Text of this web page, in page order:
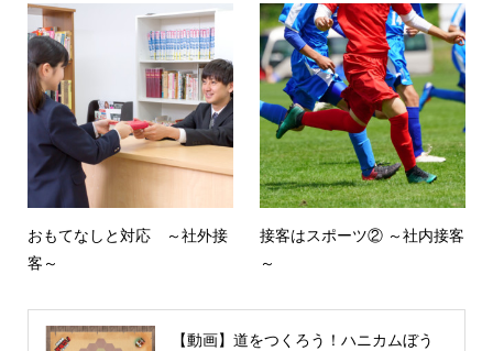
おもてなしと対応 ～社外接
客～
接客はスポーツ② ～社内接客
～
【動画】道をつくろう！ハニカムぼう